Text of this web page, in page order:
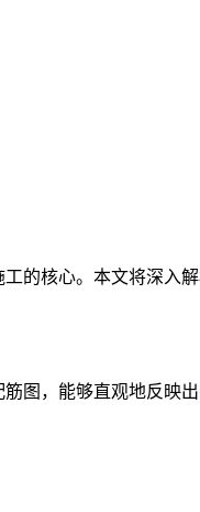
的核心。本文将深入
图，能够直观地反映